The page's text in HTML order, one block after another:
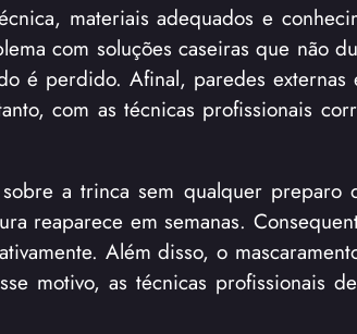
materiais adequados e
com soluções caseiras que não
é perdido. Afinal, paredes externas
com as técnicas profissionais
a trinca sem qualquer preparo
reaparece em semanas.
Além disso, o
motivo, as técnicas profissionais